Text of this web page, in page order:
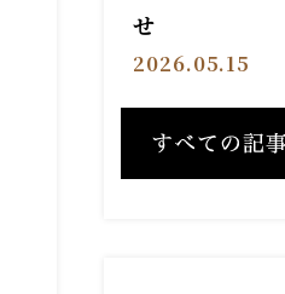
せ
2026.05.15